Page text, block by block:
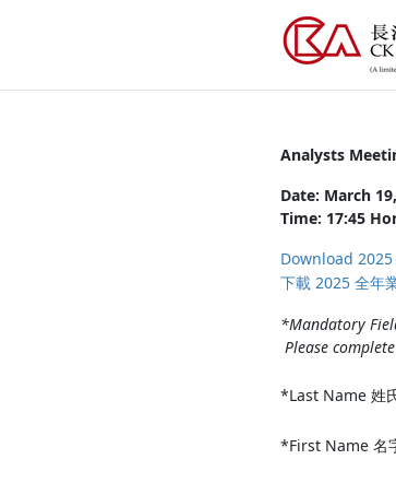
Analysts
Date: March
Time: 17:45
Download
下載 2025 全年
*Mandatory
Please
*Last Name 姓
*First Name 名